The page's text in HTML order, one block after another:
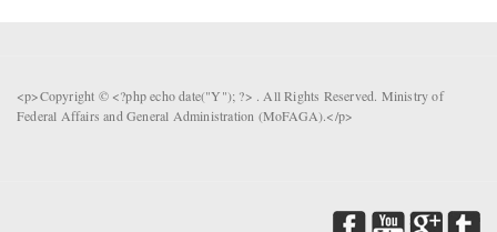
<p>Copyright © <?php echo date("Y"); ?> . All Rights Reserved. Ministry of
Federal Affairs and General Administration (MoFAGA).</p>